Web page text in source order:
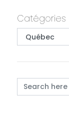
Primary
Catégories
Catégories
Search for: